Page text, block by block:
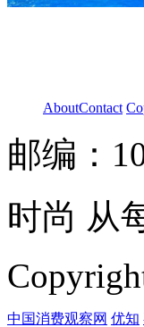
AboutContact
邮编：
时尚 从
中国消费观察网 优知